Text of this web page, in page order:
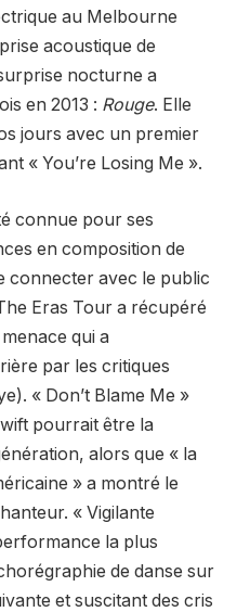
au Melbourne
acoustique de
nocturne a
en 2013 : Rouge. Elle
jours avec un premier
« You’re Losing Me ».
connue pour ses
en composition de
connecter avec le public
Eras Tour a récupéré
qui a
par les critiques
« Don’t Blame Me »
pourrait être la
alors que « la
» a montré le
« Vigilante
la plus
de danse sur
et suscitant des cris